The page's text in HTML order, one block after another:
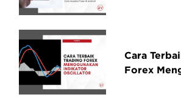
Cara
Forex